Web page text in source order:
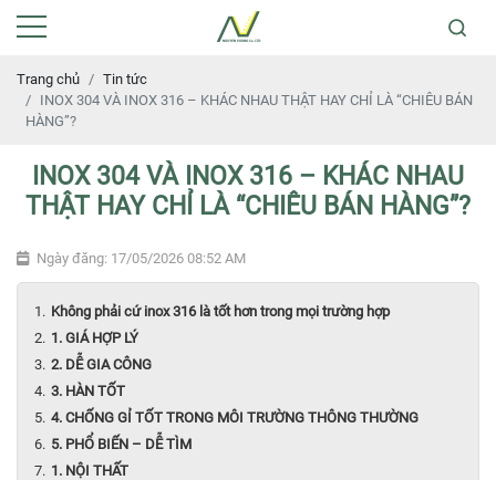
Trang chủ
Tin tức
INOX 304 VÀ INOX 316 – KHÁC NHAU THẬT HAY CHỈ LÀ “CHIÊU BÁN
HÀNG”?
INOX 304 VÀ INOX 316 – KHÁC NHAU
THẬT HAY CHỈ LÀ “CHIÊU BÁN HÀNG”?
Ngày đăng: 17/05/2026 08:52 AM
Không phải cứ inox 316 là tốt hơn trong mọi trường hợp
1. GIÁ HỢP LÝ
2. DỄ GIA CÔNG
3. HÀN TỐT
4. CHỐNG GỈ TỐT TRONG MÔI TRƯỜNG THÔNG THƯỜNG
5. PHỔ BIẾN – DỄ TÌM
1. NỘI THẤT